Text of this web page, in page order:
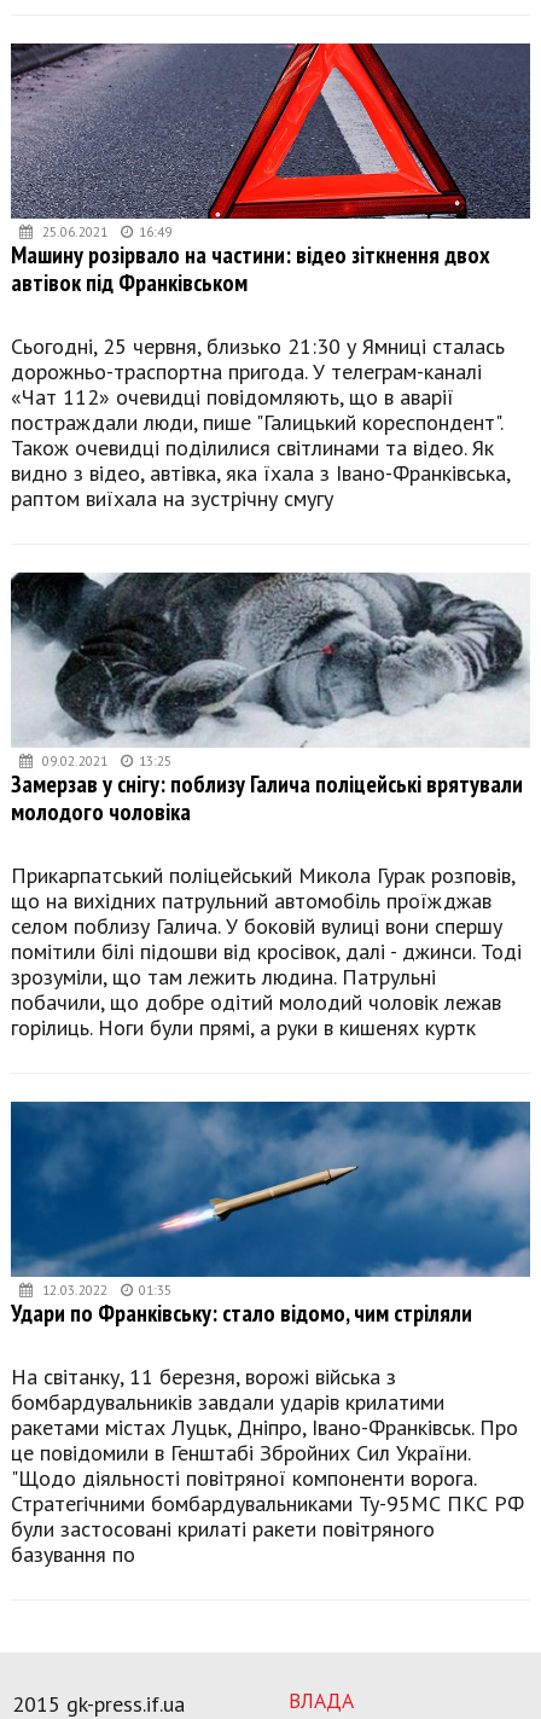
25.06.2021 16:49
Машину розірвало на частини: відео зіткнення двох
автівок під Франківськом
Сьогодні, 25 червня, близько 21:30 у Ямниці сталась
дорожньо-траспортна пригода. У телеграм-каналі
«Чат 112» очевидці повідомляють, що в аварії
постраждали люди, пише "Галицький кореспондент".
Також очевидці поділилися світлинами та відео. Як
видно з відео, автівка, яка їхала з Івано-Франківська,
раптом виїхала на зустрічну смугу
09.02.2021 13:25
Замерзав у снігу: поблизу Галича поліцейські врятували
молодого чоловіка
Прикарпатський поліцейський Микола Гурак розповів,
що на вихідних патрульний автомобіль проїжджав
селом поблизу Галича. У боковій вулиці вони спершу
помітили білі підошви від кросівок, далі - джинси. Тоді
зрозуміли, що там лежить людина. Патрульні
побачили, що добре одітий молодий чоловік лежав
горілиць. Ноги були прямі, а руки в кишенях куртк
12.03.2022 01:35
Удари по Франківську: стало відомо, чим стріляли
На світанку, 11 березня, ворожі війська з
бомбардувальників завдали ударів крилатими
ракетами містах Луцьк, Дніпро, Івано-Франківськ. Про
це повідомили в Генштабі Збройних Сил України.
"Щодо діяльності повітряної компоненти ворога.
Стратегічними бомбардувальниками Ту-95МС ПКС РФ
були застосовані крилаті ракети повітряного
базування по
ВЛАДА
2015 gk-press.if.ua